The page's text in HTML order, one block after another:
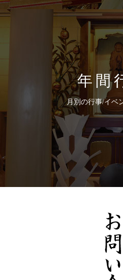
年間
月別の行事/イベ